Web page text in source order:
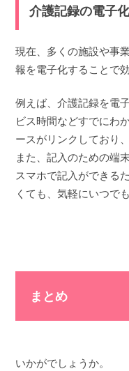
介護記録の電子
現在、多くの施設や事
報を電子化することで
例えば、介護記録を電
ビス時間などすでにわ
ースがリンクしており
また、記入のための端
スマホで記入ができる
くても、気軽にいつで
まとめ
いかがでしょうか。